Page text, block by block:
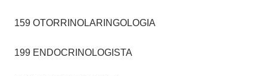
159 OTORRINOLARINGOLOGIA
199 ENDOCRINOLOGISTA